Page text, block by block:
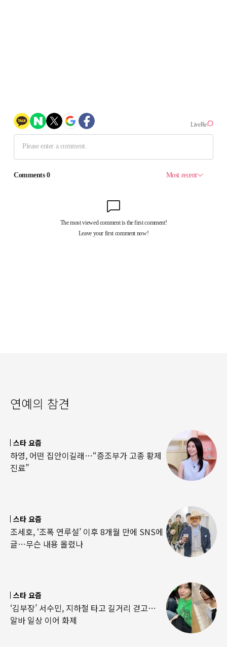
연예의 참견
스타 요즘
하영, 어떤 집안이길래…“증조부가 고종 황제
진료”
스타 요즘
조세호, ‘조폭 연루설’ 이후 8개월 만에 SNS에
글…무슨 내용 올렸나
스타 요즘
‘김부장’ 서수민, 지하철 타고 길거리 걷고…
알바 일상 이어 화제